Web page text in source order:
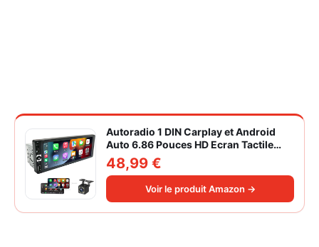
Autoradio 1 DIN Carplay et Android
Auto 6.86 Pouces HD Ecran Tactile
Poste Radio Voiture Soutien Lien
Miroir iOS/Android/Radio FM/USB/EQ
Autoradio Bluetooth Caméra de Recul
48,99 €
Voir le produit Amazon →